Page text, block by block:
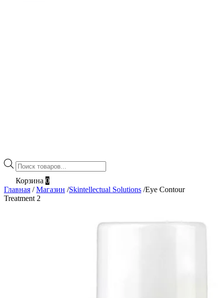
Поиск
товаров
Корзина 0
Главная / Магазин /Skintellectual Solutions /Eye Contour
Treatment 2